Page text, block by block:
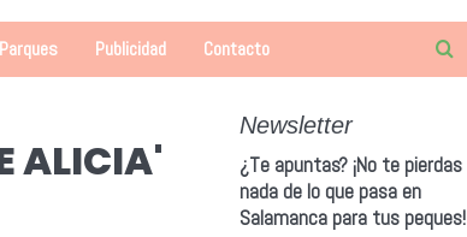
Parques Publicidad Contacto
ALICIA'
Newsletter
¿Te apuntas? ¡No te pierdas
nada de lo que pasa en
Salamanca para tus peques!